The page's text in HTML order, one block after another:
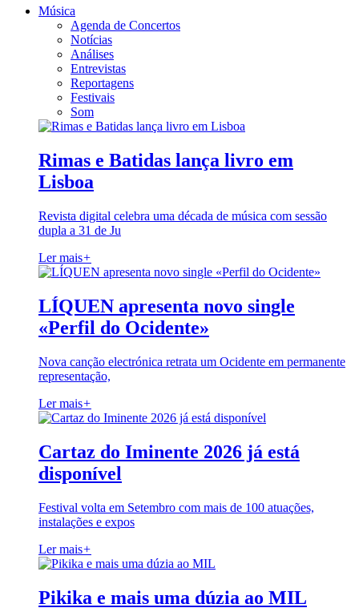
Música
Agenda de Concertos
Notícias
Análises
Entrevistas
Reportagens
Festivais
Som
Rimas e Batidas lança livro em
Lisboa
Revista digital celebra uma década de música com sessão
dupla a 31 de Ju
Ler mais+
LÍQUEN apresenta novo single
«Perfil do Ocidente»
Nova canção electrónica retrata um Ocidente em permanente
representação,
Ler mais+
Cartaz do Iminente 2026 já está
disponível
Festival volta em Setembro com mais de 100 atuações,
instalações e expos
Ler mais+
Pikika e mais uma dúzia ao MIL